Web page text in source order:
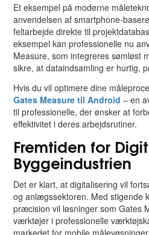
Et eksempel på moderne
anvendelsen af smartphone-
feltarbejde direkte til
eksempel kan professionelle nu
Measure, som integreres sømløst
sikre, at dataindsamling er hurtig,
Hvis du vil optimere dine
Gates Measure til Android – en
til professionelle, der ønsker at
effektivitet i deres arbejdsrutiner.
Fremtiden for
Byggeindustrien
Det er klart, at digitalisering vil
og anlægssektoren. Med stigende
præcision vil løsninger som Gates
værktøjer i professionelle
markedet for mobile